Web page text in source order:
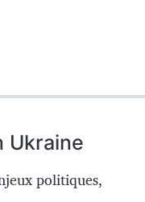
Ukraine
politiques,